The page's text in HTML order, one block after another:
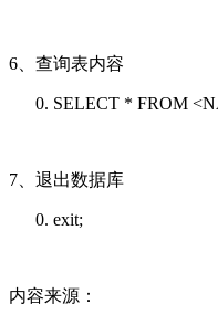
6、查询表内容
SELECT * FROM <
7、退出数据库
exit;
内容来源：